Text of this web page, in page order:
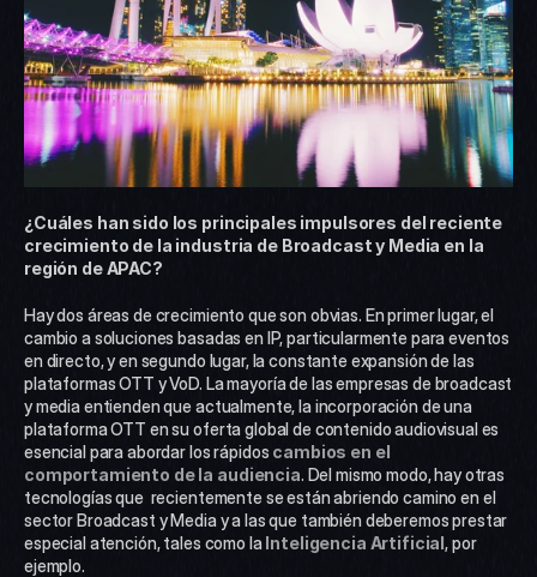
¿Cuáles han sido los principales impulsores del reciente
crecimiento de la industria de Broadcast y Media en la
región de APAC?
Hay dos áreas de crecimiento que son obvias. En primer lugar, el
cambio a soluciones basadas en IP, particularmente para eventos
en directo, y en segundo lugar, la constante expansión de las
plataformas OTT y VoD. La mayoría de las empresas de broadcast
y media entienden que actualmente, la incorporación de una
plataforma OTT en su oferta global de contenido audiovisual es
esencial para abordar los rápidos cambios en el
comportamiento de la audiencia. Del mismo modo, hay otras
tecnologías que  recientemente se están abriendo camino en el
sector Broadcast y Media y a las que también deberemos prestar
especial atención, tales como la Inteligencia Artificial, por
ejemplo.